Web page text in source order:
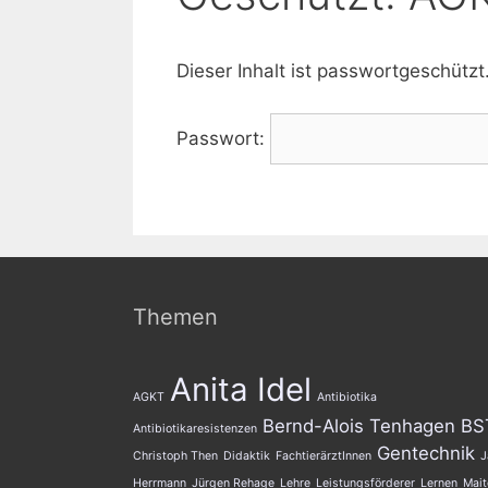
Dieser Inhalt ist
Passwort:
Themen
AGKT Anita Idel Antibiotika
Antibiotikaresistenzen Bernd-Alois Tenhagen
Christoph Then Didaktik FachtierärztInnen Gentechnik
Herrmann Jürgen Rehage Lehre Leistungsförderer Lernen